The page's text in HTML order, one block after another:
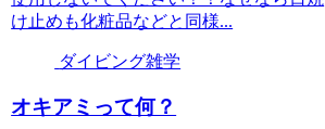
け止めも化粧品などと同様...
ダイビング雑学
オキアミって何？